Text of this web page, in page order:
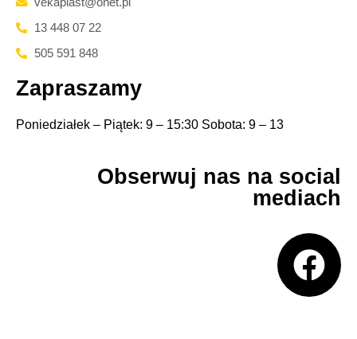
13 448 07 22
505 591 848
Zapraszamy
Poniedziałek – Piątek: 9 – 15:30 Sobota: 9 – 13
Obserwuj nas na social
mediach